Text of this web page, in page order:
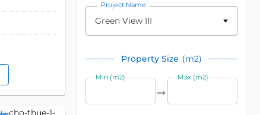
Project Name
Green View III
Property Size (m2)
Min (m2) Max (m2)